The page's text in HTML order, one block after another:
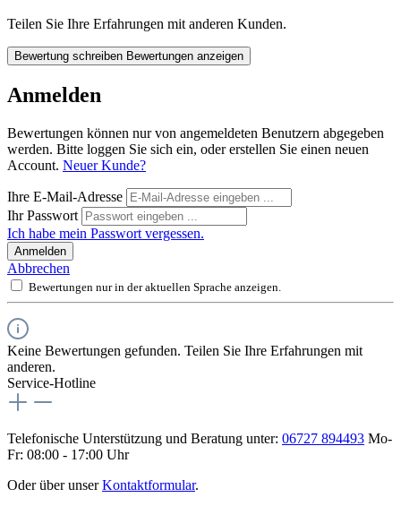
Teilen Sie Ihre Erfahrungen mit anderen Kunden.
Bewertung schreiben Bewertungen anzeigen
Anmelden
Bewertungen können nur von angemeldeten Benutzern abgegeben
werden. Bitte loggen Sie sich ein, oder erstellen Sie einen neuen
Account. Neuer Kunde?
Ihre E-Mail-Adresse
Ihr Passwort
Ich habe mein Passwort vergessen.
Anmelden
Abbrechen
Bewertungen nur in der aktuellen Sprache anzeigen.
Keine Bewertungen gefunden. Teilen Sie Ihre Erfahrungen mit
anderen.
Service-Hotline
Telefonische Unterstützung und Beratung unter: 06727 894493 Mo-
Fr: 08:00 - 17:00 Uhr
Oder über unserKontaktformular.